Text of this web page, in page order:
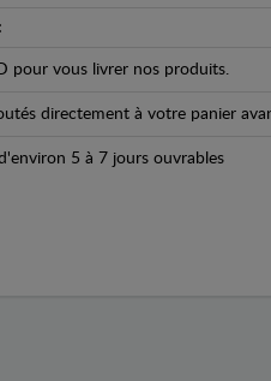
pour vous livrer nos produits.
directement à votre panier
5 à 7 jours ouvrables